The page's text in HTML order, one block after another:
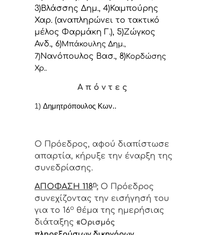
3)Βλάσσης Δημ., 4)Καμπούρης
Χαρ. (αναπληρώνει το τακτικό
μέλος Φαρμάκη Γ.), 5)Ζώγκος
Ανδ., 6)Μπάκουλης Δημ.,
7)Νανόπουλος Βασ., 8)Κορδώσης
Χρ..
Α π ό ν τ ε ς
1) Δημητρόπουλος Κων..
Ο Πρόεδρος, αφού διαπίστωσε
απαρτία, κήρυξε την έναρξη της
συνεδρίασης.
ΑΠΟΦΑΣΗ 118η: Ο Πρόεδρος
συνεχίζοντας την εισήγησή του
για το 16ο θέμα της ημερήσιας
διάταξης «Ορισμός